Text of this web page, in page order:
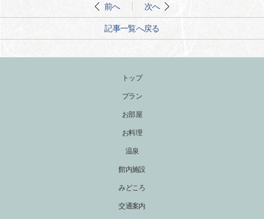
前へ 次へ
記事一覧へ戻る
トップ
プラン
お部屋
お料理
温泉
館内施設
みどころ
交通案内